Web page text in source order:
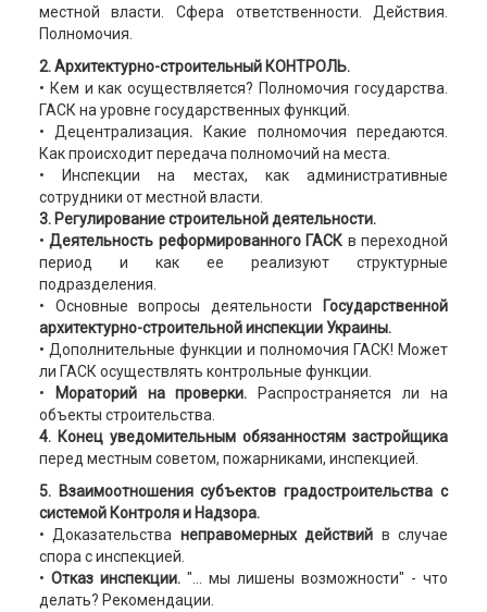
местной власти. Сфера ответственности. Действия.
Полномочия.
2. Архитектурно-строительный КОНТРОЛЬ.
• Кем и как осуществляется? Полномочия государства.
ГАСК на уровне государственных функций.
• Децентрализация.
Какие полномочия передаются.
Как происходит передача полномочий на места.
• Инспекции на местах, как административные
сотрудники от местной власти.
3. Регулирование строительной деятельности.
• Деятельность реформированного ГАСК в переходной
период и как ее реализуют структурные
подразделения.
• Основные вопросы деятельности
Государственной
архитектурно-строительной инспекции Украины.
• Дополнительные функции и полномочия ГАСК! Может
ли ГАСК осуществлять контрольные функции.
•
Мораторий на проверки. Распространяется ли на
объекты строительства.
4. Конец уведомительным обязанностям застройщика
перед местным советом, пожарниками, инспекцией.
5. Взаимоотношения субъектов градостроительства с
системой Контроля и Надзора.
• Доказательства неправомерных действий в случае
спора с инспекцией.
• Отказ инспекции."... мы лишены возможности" - что
делать? Рекомендации.